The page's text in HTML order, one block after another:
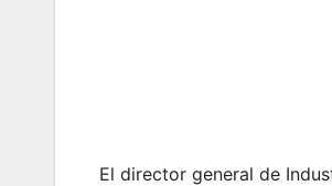
El director general de